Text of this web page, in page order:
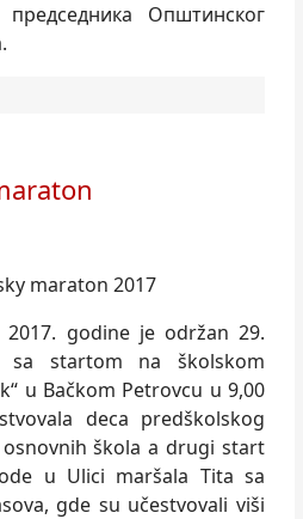
Општинског
godine je održan 29.
sa startom na školskom
u Bačkom Petrovcu u 9,00
deca predškolskog
škola a drugi start
u Ulici maršala Tita sa
gde su učestvovali viši